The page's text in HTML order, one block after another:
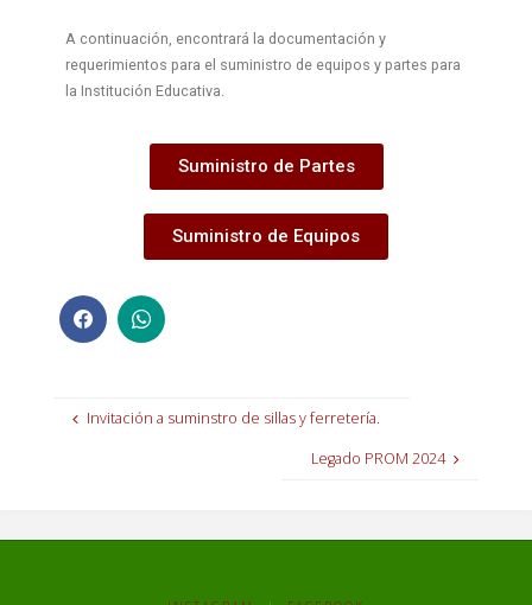
A continuación, encontrará la documentación y
requerimientos para el suministro de equipos y partes para
la Institución Educativa.
Suministro de Partes
Suministro de Equipos
Invitación a suminstro de sillas y ferretería.
Legado PROM 2024